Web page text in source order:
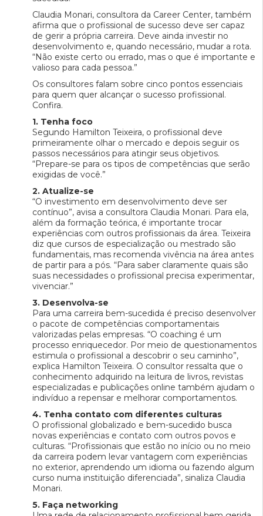
Claudia Monari, consultora da Career Center, também
afirma que o profissional de sucesso deve ser capaz
de gerir a própria carreira. Deve ainda investir no
desenvolvimento e, quando necessário, mudar a rota.
“Não existe certo ou errado, mas o que é importante e
valioso para cada pessoa.”
Os consultores falam sobre cinco pontos essenciais
para quem quer alcançar o sucesso profissional.
Confira.
1. Tenha foco
Segundo Hamilton Teixeira, o profissional deve
primeiramente olhar o mercado e depois seguir os
passos necessários para atingir seus objetivos.
“Prepare-se para os tipos de competências que serão
exigidas de você.”
2. Atualize-se
“O investimento em desenvolvimento deve ser
contínuo”, avisa a consultora Claudia Monari. Para ela,
além da formação teórica, é importante trocar
experiências com outros profissionais da área. Teixeira
diz que cursos de especialização ou mestrado são
fundamentais, mas recomenda vivência na área antes
de partir para a pós. “Para saber claramente quais são
suas necessidades o profissional precisa experimentar,
vivenciar.”
3. Desenvolva-se
Para uma carreira bem-sucedida é preciso desenvolver
o pacote de competências comportamentais
valorizadas pelas empresas. “O coaching é um
processo enriquecedor. Por meio de questionamentos
estimula o profissional a descobrir o seu caminho”,
explica Hamilton Teixeira. O consultor ressalta que o
conhecimento adquirido na leitura de livros, revistas
especializadas e publicações online também ajudam o
indivíduo a repensar e melhorar comportamentos.
4. Tenha contato com diferentes culturas
O profissional globalizado e bem-sucedido busca
novas experiências e contato com outros povos e
culturas. “Profissionais que estão no início ou no meio
da carreira podem levar vantagem com experiências
no exterior, aprendendo um idioma ou fazendo algum
curso numa instituição diferenciada”, sinaliza Claudia
Monari.
5. Faça networking